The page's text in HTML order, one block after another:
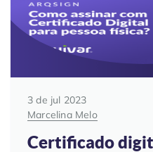
3 de jul 2023
Marcelina Melo
Certificado